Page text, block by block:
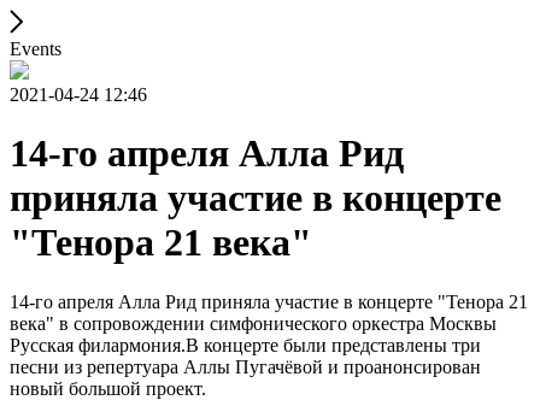
Events
2021-04-24 12:46
14-го апреля Алла Рид
приняла участие в концерте
"Тенора 21 века"
14-го апреля Алла Рид приняла участие в концерте "Тенора 21
века" в сопровождении симфонического оркестра Москвы
Русская филармония.В концерте были представлены три
песни из репертуара Аллы Пугачёвой и проанонсирован
новый большой проект.